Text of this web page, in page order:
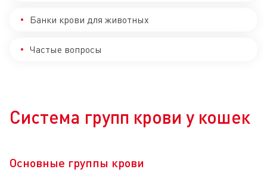
Банки крови для животных
Частые вопросы
Система групп крови у кошек
Основные группы крови